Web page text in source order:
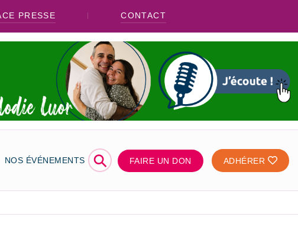
PRESSE CONTACT
NOS ÉVÉNEMENTS ⚲ FAIRE UN DON ADHÉRER